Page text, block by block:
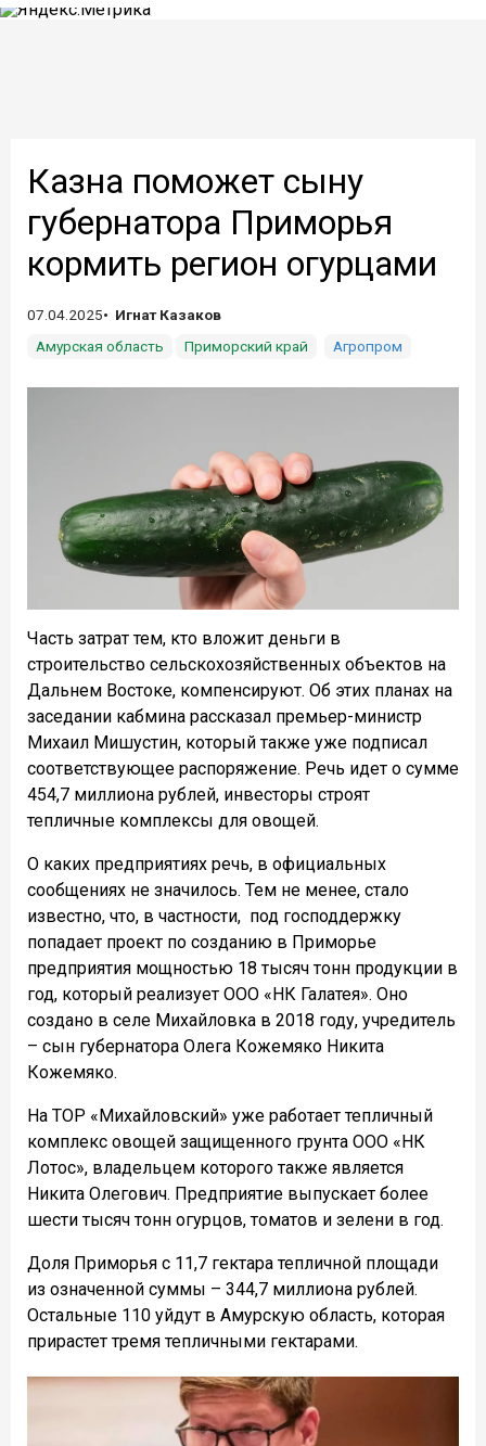
Казна поможет сыну
губернатора Приморья
кормить регион огурцами
07.04.2025
Игнат Казаков
Амурская область
Приморский край Агропром
Часть затрат тем, кто вложит деньги в
строительство сельскохозяйственных объектов на
Дальнем Востоке, компенсируют. Об этих планах на
заседании кабмина рассказал премьер-министр
Михаил Мишустин, который также уже подписал
соответствующее распоряжение. Речь идет о сумме
454,7 миллиона рублей, инвесторы строят
тепличные комплексы для овощей.
О каких предприятиях речь, в официальных
сообщениях не значилось. Тем не менее, стало
известно, что, в частности, под господдержку
попадает проект по созданию в Приморье
предприятия мощностью 18 тысяч тонн продукции в
год, который реализует ООО «НК Галатея». Оно
создано в селе Михайловка в 2018 году, учредитель
– сын губернатора Олега Кожемяко Никита
Кожемяко.
На ТОР «Михайловский» уже работает тепличный
комплекс овощей защищенного грунта ООО «НК
Лотос», владельцем которого также является
Никита Олегович. Предприятие выпускает более
шести тысяч тонн огурцов, томатов и зелени в год.
Доля Приморья с 11,7 гектара тепличной площади
из означенной суммы – 344,7 миллиона рублей.
Остальные 110 уйдут в Амурскую область, которая
прирастет тремя тепличными гектарами.